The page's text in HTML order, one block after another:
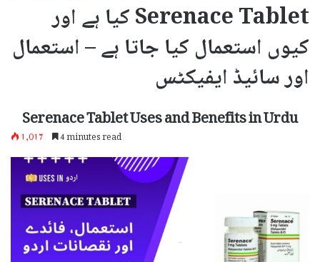
Serenace Tablet کیا ہے اور
کیوں استعمال کیا جاتا ہے – استعمال
اور سائیڈ ایفیکٹس
Serenace Tablet Uses and Benefits in Urdu
1,017 4 minutes read